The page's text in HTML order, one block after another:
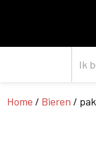
Home / Bieren /